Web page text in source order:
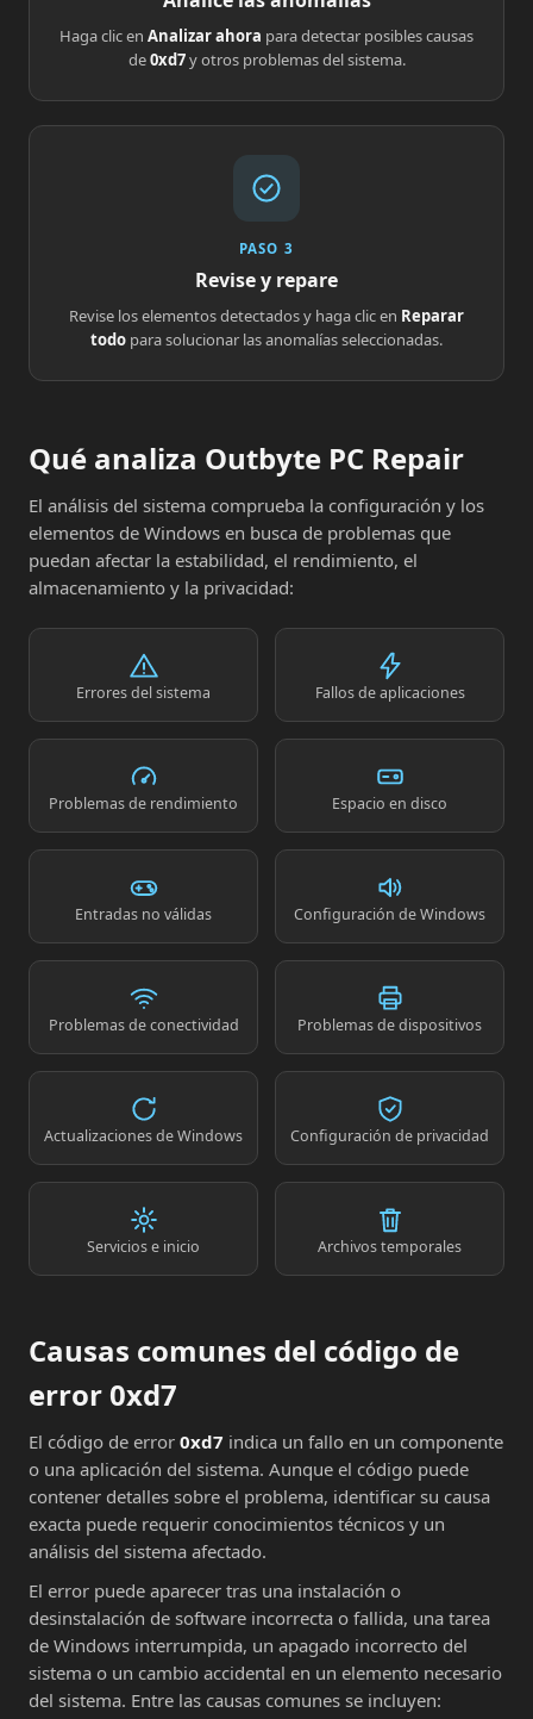
Haga clic en Analizar ahora para detectar posibles causas
de0xd7y otros problemas del sistema.
PASO 3
Revise y repare
Revise los elementos detectados y haga clic en Reparar
todo para solucionar las anomalías seleccionadas.
Qué analiza Outbyte PC Repair
El análisis del sistema comprueba la configuración y los
elementos de Windows en busca de problemas que
puedan afectar la estabilidad, el rendimiento, el
almacenamiento y la privacidad:
Errores del sistema Fallos de aplicaciones
Problemas de rendimiento Espacio en disco
Entradas no válidas Configuración de Windows
Problemas de conectividad Problemas de dispositivos
Actualizaciones de Windows Configuración de privacidad
Servicios e inicio Archivos temporales
Causas comunes del código de
error 0xd7
El código de error 0xd7 indica un fallo en un componente
o una aplicación del sistema. Aunque el código puede
contener detalles sobre el problema, identificar su causa
exacta puede requerir conocimientos técnicos y un
análisis del sistema afectado.
El error puede aparecer tras una instalación o
desinstalación de software incorrecta o fallida, una tarea
de Windows interrumpida, un apagado incorrecto del
sistema o un cambio accidental en un elemento necesario
del sistema. Entre las causas comunes se incluyen: